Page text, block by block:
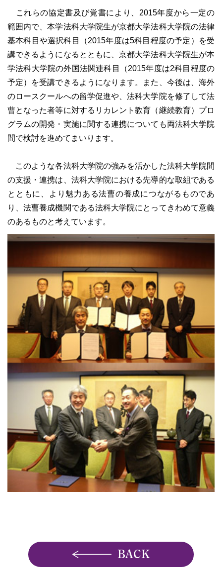
これらの協定書及び覚書により、2015年度から一定の
範囲内で、本学法科大学院生が京都大学法科大学院の法律
基本科目や選択科目（2015年度は5科目程度の予定）を受
講できるようになるとともに、京都大学法科大学院生が本
学法科大学院の外国法関連科目（2015年度は2科目程度の
予定）を受講できるようになります。また、今後は、海外
のロースクールへの留学促進や、法科大学院を修了して法
曹となった者等に対するリカレント教育（継続教育）プロ
グラムの開発・実施に関する連携についても両法科大学院
間で検討を進めてまいります。
このような各法科大学院の強みを活かした法科大学院間
の支援・連携は、法科大学院における先導的な取組である
とともに、より魅力ある法曹の養成につながるものであ
り、法曹養成機関である法科大学院にとってきわめて意義
のあるものと考えています。
BACK